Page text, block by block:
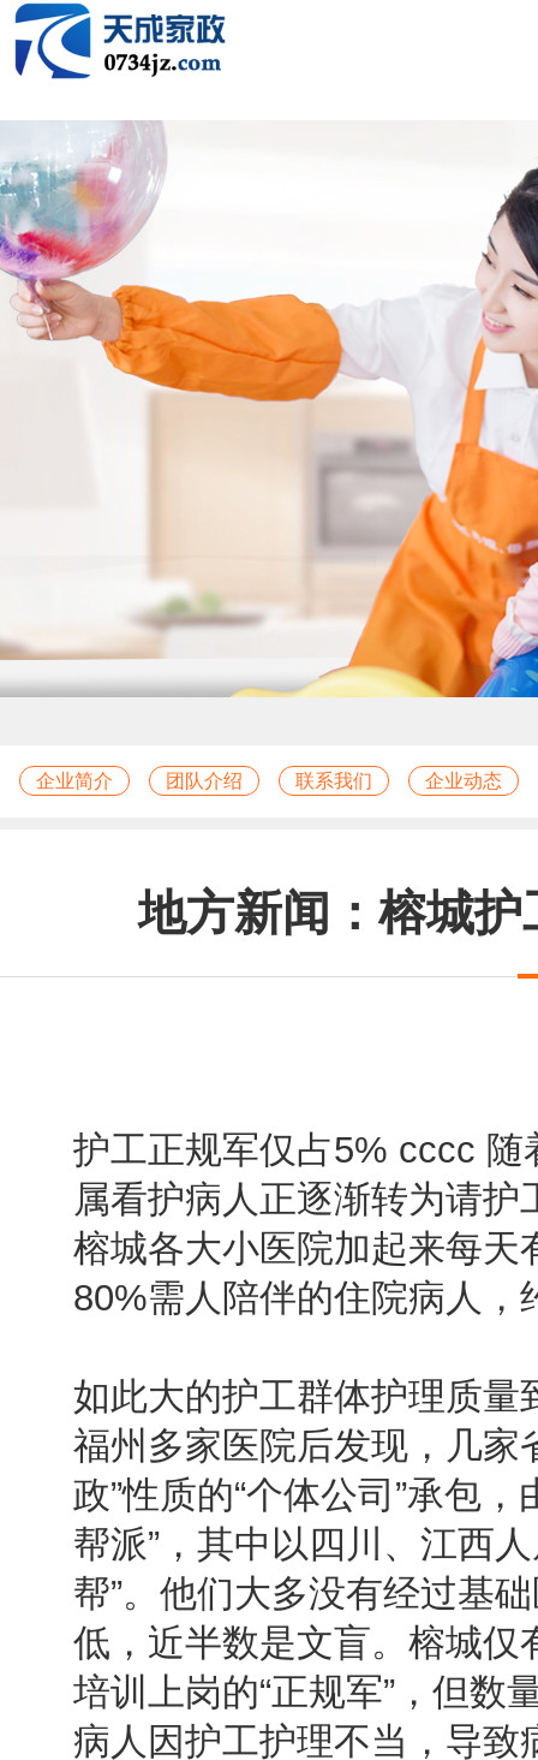
企业简介 团队介绍 联系我们 企业动态
地方新闻：榕城
护工正规军仅占5% cccc
属看护病人正逐渐转为请
榕城各大小医院加起来每天
80%需人陪伴的住院病人
如此大的护工群体护理质
福州多家医院后发现，几家
政”性质的“个体公司”承包，
帮派”，其中以四川、江西
帮”。他们大多没有经过基
低，近半数是文盲。榕城
培训上岗的“正规军”，但数
病人因护工护理不当，导